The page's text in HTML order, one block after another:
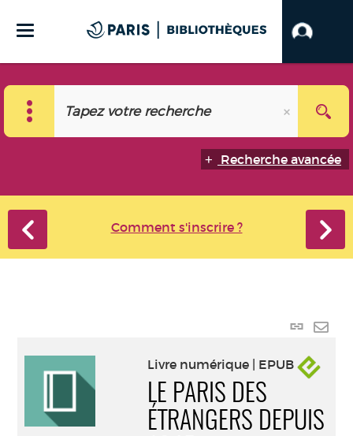
Recherche avancée
Comment s'inscrire ?
Lien
Livre numérique | EPUB
LE PARIS DES
ÉTRANGERS DEPUIS